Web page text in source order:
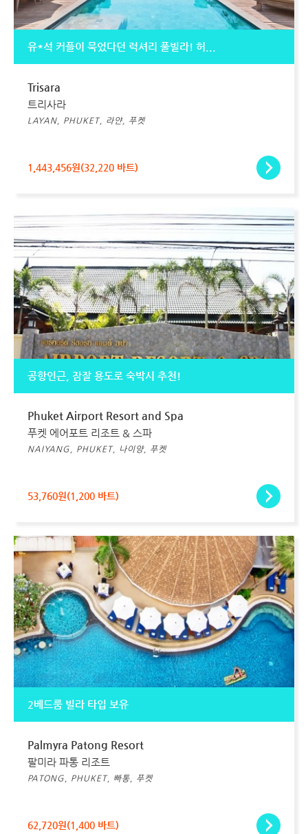
유*석 커플이 묵었다던 럭셔리 풀빌라! 허...
Trisara
트리사라
LAYAN, PHUKET, 라얀, 푸켓
1,443,456원(32,220 바트)
공항인근, 잠잘 용도로 숙박시 추천!
Phuket Airport Resort and Spa
푸켓 에어포트 리조트 & 스파
NAIYANG, PHUKET, 나이양, 푸켓
53,760원(1,200 바트)
2베드룸 빌라 타입 보유
Palmyra Patong Resort
팔미라 파통 리조트
PATONG, PHUKET, 빠통, 푸켓
62,720원(1,400 바트)